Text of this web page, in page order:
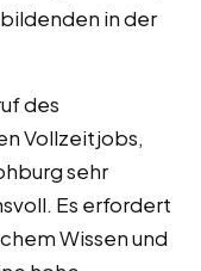
in der
des
Vollzeitjobs,
sehr
Es erfordert
Wissen und